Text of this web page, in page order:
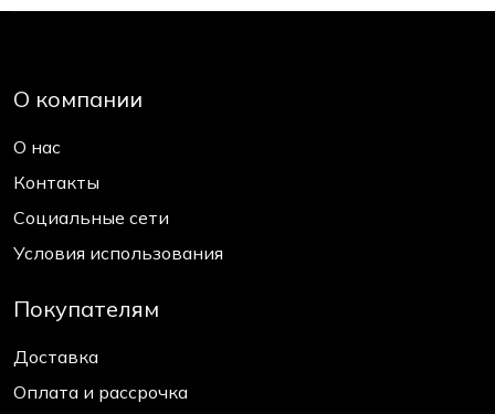
О компании
О нас
Контакты
Социальные сети
Условия использования
Покупателям
Доставка
Оплата и рассрочка